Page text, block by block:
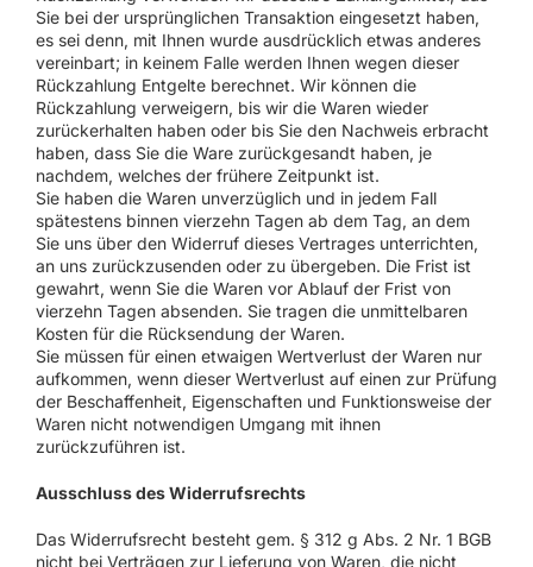
Sie bei der ursprünglichen Transaktion eingesetzt haben,
es sei denn, mit Ihnen wurde ausdrücklich etwas anderes
vereinbart; in keinem Falle werden Ihnen wegen dieser
Rückzahlung Entgelte berechnet. Wir können die
Rückzahlung verweigern, bis wir die Waren wieder
zurückerhalten haben oder bis Sie den Nachweis erbracht
haben, dass Sie die Ware zurückgesandt haben, je
nachdem, welches der frühere Zeitpunkt ist.
Sie haben die Waren unverzüglich und in jedem Fall
spätestens binnen vierzehn Tagen ab dem Tag, an dem
Sie uns über den Widerruf dieses Vertrages unterrichten,
an uns zurückzusenden oder zu übergeben. Die Frist ist
gewahrt, wenn Sie die Waren vor Ablauf der Frist von
vierzehn Tagen absenden. Sie tragen die unmittelbaren
Kosten für die Rücksendung der Waren.
Sie müssen für einen etwaigen Wertverlust der Waren nur
aufkommen, wenn dieser Wertverlust auf einen zur Prüfung
der Beschaffenheit, Eigenschaften und Funktionsweise der
Waren nicht notwendigen Umgang mit ihnen
zurückzuführen ist.
Ausschluss des Widerrufsrechts
Das Widerrufsrecht besteht gem. § 312 g Abs. 2 Nr. 1 BGB
nicht bei Verträgen zur Lieferung von Waren, die nicht